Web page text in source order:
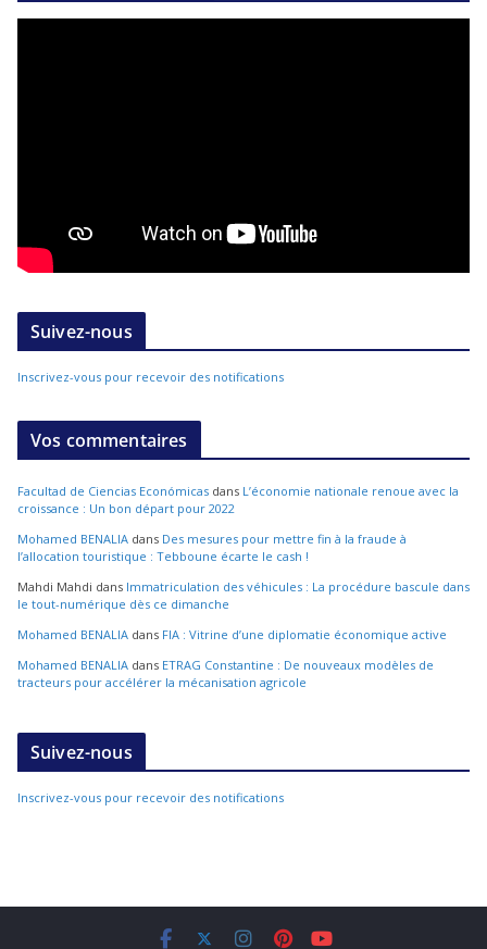
Suivez-nous
Inscrivez-vous pour recevoir des notifications
Vos commentaires
Facultad de Ciencias Económicas dans L’économie nationale renoue avec la
croissance : Un bon départ pour 2022
Mohamed BENALIA dans Des mesures pour mettre fin à la fraude à
l’allocation touristique : Tebboune écarte le cash !
Mahdi Mahdi dans Immatriculation des véhicules : La procédure bascule dans
le tout-numérique dès ce dimanche
Mohamed BENALIA dans FIA : Vitrine d’une diplomatie économique active
Mohamed BENALIA dans ETRAG Constantine : De nouveaux modèles de
tracteurs pour accélérer la mécanisation agricole
Suivez-nous
Inscrivez-vous pour recevoir des notifications